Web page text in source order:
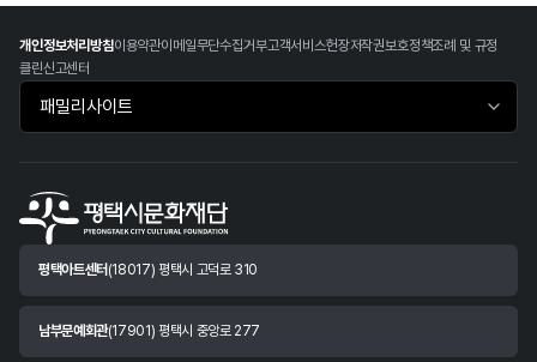
개인정보처리방침이용약관이메일무단수집거부고객서비스헌장저작권보호정책조례 및 규정
클린신고센터
패밀리사이트 바로가기
평택아트센터 (18017) 평택시 고덕로 310
남부문예회관(17901) 평택시 중앙로 277